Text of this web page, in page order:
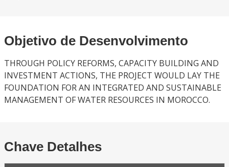
Objetivo de Desenvolvimento
THROUGH POLICY REFORMS, CAPACITY BUILDING AND
INVESTMENT ACTIONS, THE PROJECT WOULD LAY THE
FOUNDATION FOR AN INTEGRATED AND SUSTAINABLE
MANAGEMENT OF WATER RESOURCES IN MOROCCO.
Chave Detalhes